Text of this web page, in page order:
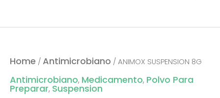
Home / Antimicrobiano / ANIMOX SUSPENSION 8G
Antimicrobiano, Medicamento, Polvo Para
Preparar, Suspension